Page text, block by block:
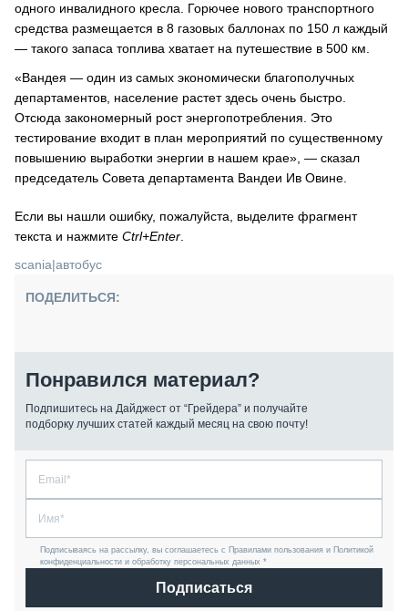
одного инвалидного кресла. Горючее нового транспортного
средства размещается в 8 газовых баллонах по 150 л каждый
— такого запаса топлива хватает на путешествие в 500 км.
«Вандея — один из самых экономически благополучных
департаментов, население растет здесь очень быстро.
Отсюда закономерный рост энергопотребления. Это
тестирование входит в план мероприятий по существенному
повышению выработки энергии в нашем крае», — сказал
председатель Совета департамента Вандеи Ив Овине.
Если вы нашли ошибку, пожалуйста, выделите фрагмент
текста и нажмите Ctrl+Enter
scania|автобус
ПОДЕЛИТЬСЯ:
Понравился материал?
Подпишитесь на Дайджест от “Грейдера” и получайте
подборку лучших статей каждый месяц на свою почту!
Подписываясь на рассылку, вы соглашаетесь с Правилами пользования и Политикой
конфиденциальности и обработку персональных данных *
Подписаться